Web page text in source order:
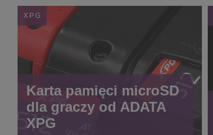
XPG
Karta pamięci microSD
dla graczy od ADATA
XPG